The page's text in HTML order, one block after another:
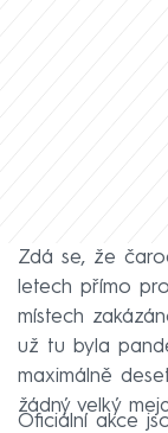
Zdá se, že
letech přímo
místech
už tu byla
maximálně
žádný velký
Oficiální akce